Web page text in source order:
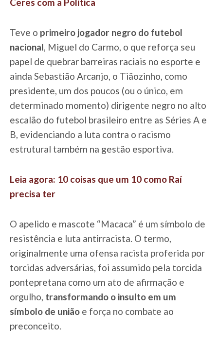
Teve o primeiro jogador negro do futebol
nacional, Miguel do Carmo, o que reforça seu
papel de quebrar barreiras raciais no esporte e
ainda Sebastião Arcanjo, o Tiãozinho, como
presidente, um dos poucos (ou o único, em
determinado momento) dirigente negro no alto
escalão do futebol brasileiro entre as Séries A e
B, evidenciando a luta contra o racismo
estrutural também na gestão esportiva.
Leia agora: 10 coisas que um 10 como Raí
precisa ter
O apelido e mascote “Macaca” é um símbolo de
resistência e luta antirracista. O termo,
originalmente uma ofensa racista proferida por
torcidas adversárias, foi assumido pela torcida
pontepretana como um ato de afirmação e
orgulho, transformando o insulto em um
símbolo de união e força no combate ao
preconceito.